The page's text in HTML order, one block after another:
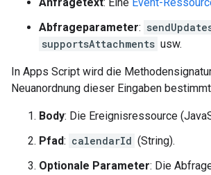
Abfrageparameter:
supportsAttachments usw.
In Apps Script wird die
Neuanordnung dieser Eingaben
Body: Die Ereignisressource
Pfad: calendarId (String).
Optionale Parameter: Die